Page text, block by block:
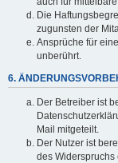
Die
zugunsten der
Ansprüche für
unberührt.
6.
Der Betreiber ist
Mail mitgeteilt.
Der Nutzer ist
des